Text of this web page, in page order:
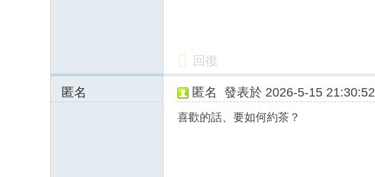
回復
匿名
匿名 發表於 2026-5-15 21:30:52
喜歡的話、要如何約茶？